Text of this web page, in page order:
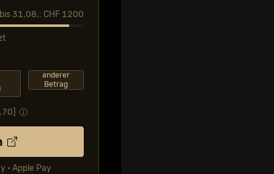
31.08.: CHF 1200
anderer
Betrag
• Apple Pay